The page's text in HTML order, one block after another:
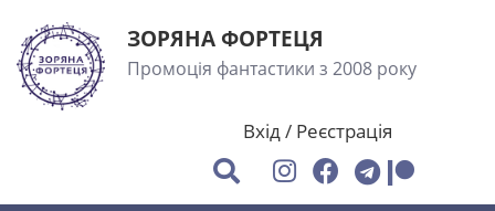
ЗОРЯНА ФОРТЕЦЯ
Промоція фантастики з 2008 року
Вхід/ Реєстрація